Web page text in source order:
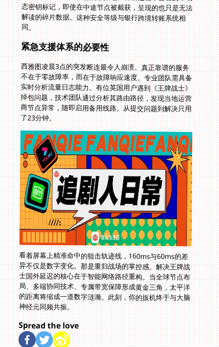
同。
紧急支援体系的必要性
西雅图凌晨3点的突发断连最令人崩溃。真正靠谱的服务
不在于零故障率，而在于故障响应速度。专业团队需具备
实时分析流量日志能力。有位英国用户遇到《王牌战士》
掉包问题，技术团队通过分析其路由路径，发现当地运营
商节点异常，随即启用备用线路。从提交问题到解决只用
了23分钟。
看着屏幕上精准命中的狙击轨迹线，160ms与60ms的差
异不仅是数字变化。那是重归战场的掌控感。解决王牌战
士国外延迟的核心在于智能网络路径重构。当全球节点布
局、多端协同技术、专属带宽保障形成黄金三角，太平洋
的距离将缩成一道数字涟漪。此刻，你的扳机终于与大脑
神经元同频共振。
Spread the love